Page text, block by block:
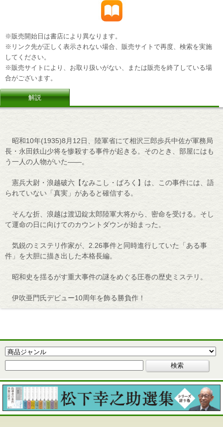
※販売開始日は書店により異なります。
※リンク先が正しく表示されない場合、販売サイトで再度、検索を実施
してください。
※販売サイトにより、お取り扱いがない、または販売を終了している場
合がございます。
解説
昭和10年(1935)8月12日、陸軍省にて相沢三郎歩兵中佐が軍務局
長・永田鉄山少将を惨殺する事件が起きる。そのとき、部屋にはも
う一人の人物がいた――。
憲兵大尉・浪越破六【なみこし・ばろく】は、この事件には、語
られていない「真実」があると確信する。
そんな折、浪越は渡辺錠太郎陸軍大将から、密命を受ける。そし
て運命の日に向けてのカウントダウンが始まった。
気鋭のミステリ作家が、2.26事件と同時進行していた「ある事
件」を大胆に描き出した本格長編。
昭和史を揺るがす重大事件の謎をめぐる圧巻の歴史ミステリ。
伊吹亜門氏デビュー10周年を飾る勝負作！